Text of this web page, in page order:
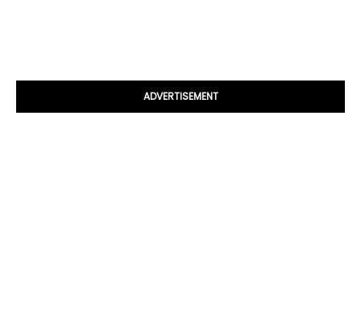
ADVERTISEMENT